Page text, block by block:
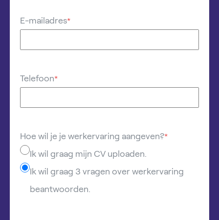
E-mailadres*
Telefoon*
Hoe wil je je werkervaring aangeven?*
Ik wil graag mijn CV uploaden.
Ik wil graag 3 vragen over werkervaring
beantwoorden.